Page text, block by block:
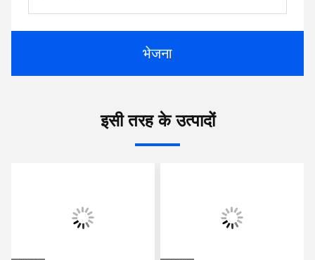
भेजना
इसी तरह के उत्पादों